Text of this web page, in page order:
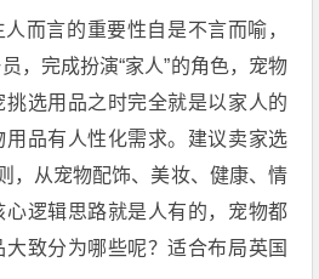
而言的重要性自是不言而喻，
，完成扮演“家人”的角色，宠物
选用品之时完全就是以家人的
品有人性化需求。建议卖家选
，从宠物配饰、美妆、健康、情
逻辑思路就是人有的，宠物都
致分为哪些呢？适合布局英国